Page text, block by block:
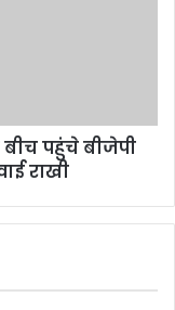
पहुंचे बीजेपी
राखी